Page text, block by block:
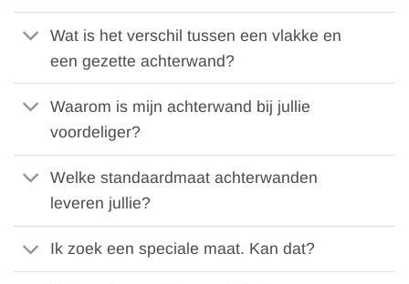
Wat is het verschil tussen een vlakke en
een gezette achterwand?
Waarom is mijn achterwand bij jullie
voordeliger?
Welke standaardmaat achterwanden
leveren jullie?
Ik zoek een speciale maat. Kan dat?